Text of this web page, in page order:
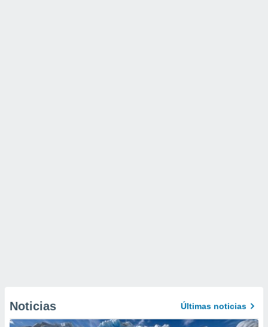
Noticias Últimas noticias